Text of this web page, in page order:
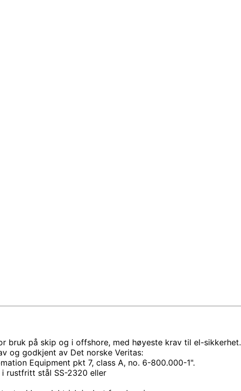
bruk på skip og i offshore, med høyeste krav til el-sikkerhet.
og godkjent av Det norske Veritas:
Equipment pkt 7, class A, no. 6-800.000-1".
rustfritt stål SS-2320 eller